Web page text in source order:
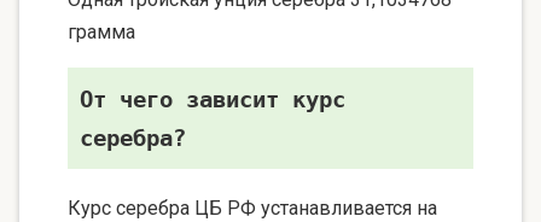
грамма
От чего зависит курс
серебра?
Курс серебра ЦБ РФ устанавливается на